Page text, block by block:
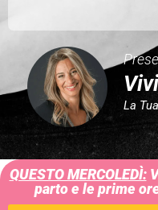
La
QUESTO MERCOLEDÌ:
parto e le prime